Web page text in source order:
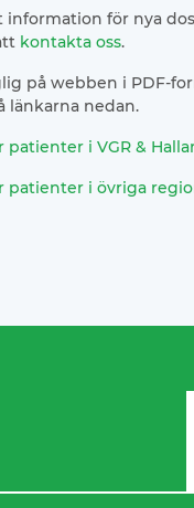
för nya
kontakta oss.
på webben i PDF-
länkarna nedan.
i VGR &
patienter i övriga